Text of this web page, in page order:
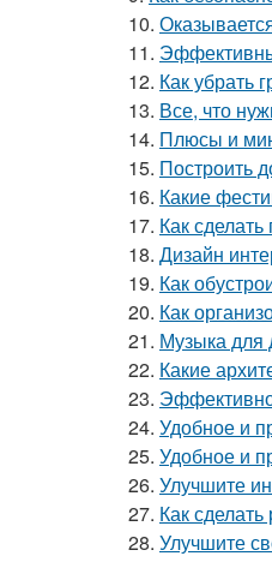
10.
11.
12. Как убрать
13. Все, что
14. Плюсы и
15. Построить
16. Какие
17. Как
18. Дизайн
19. Как
20. Как
21. Музыка для
22. Какие
23.
24. Удобное и
25. Удобное и
26. Улучшите
27. Как
28. Улучшите